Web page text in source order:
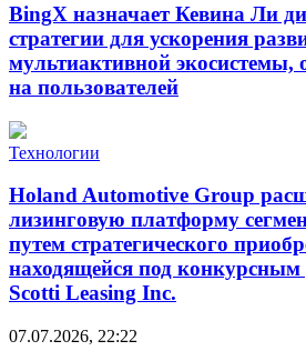
BingX назначает Кевина Ли
стратегии для ускорения
мультиактивной экосистемы,
на пользователей
Технологии
Holand Automotive Group
лизинговую платформу
путем стратегического
находящейся под
Scotti Leasing Inc.
07.07.2026, 22:22